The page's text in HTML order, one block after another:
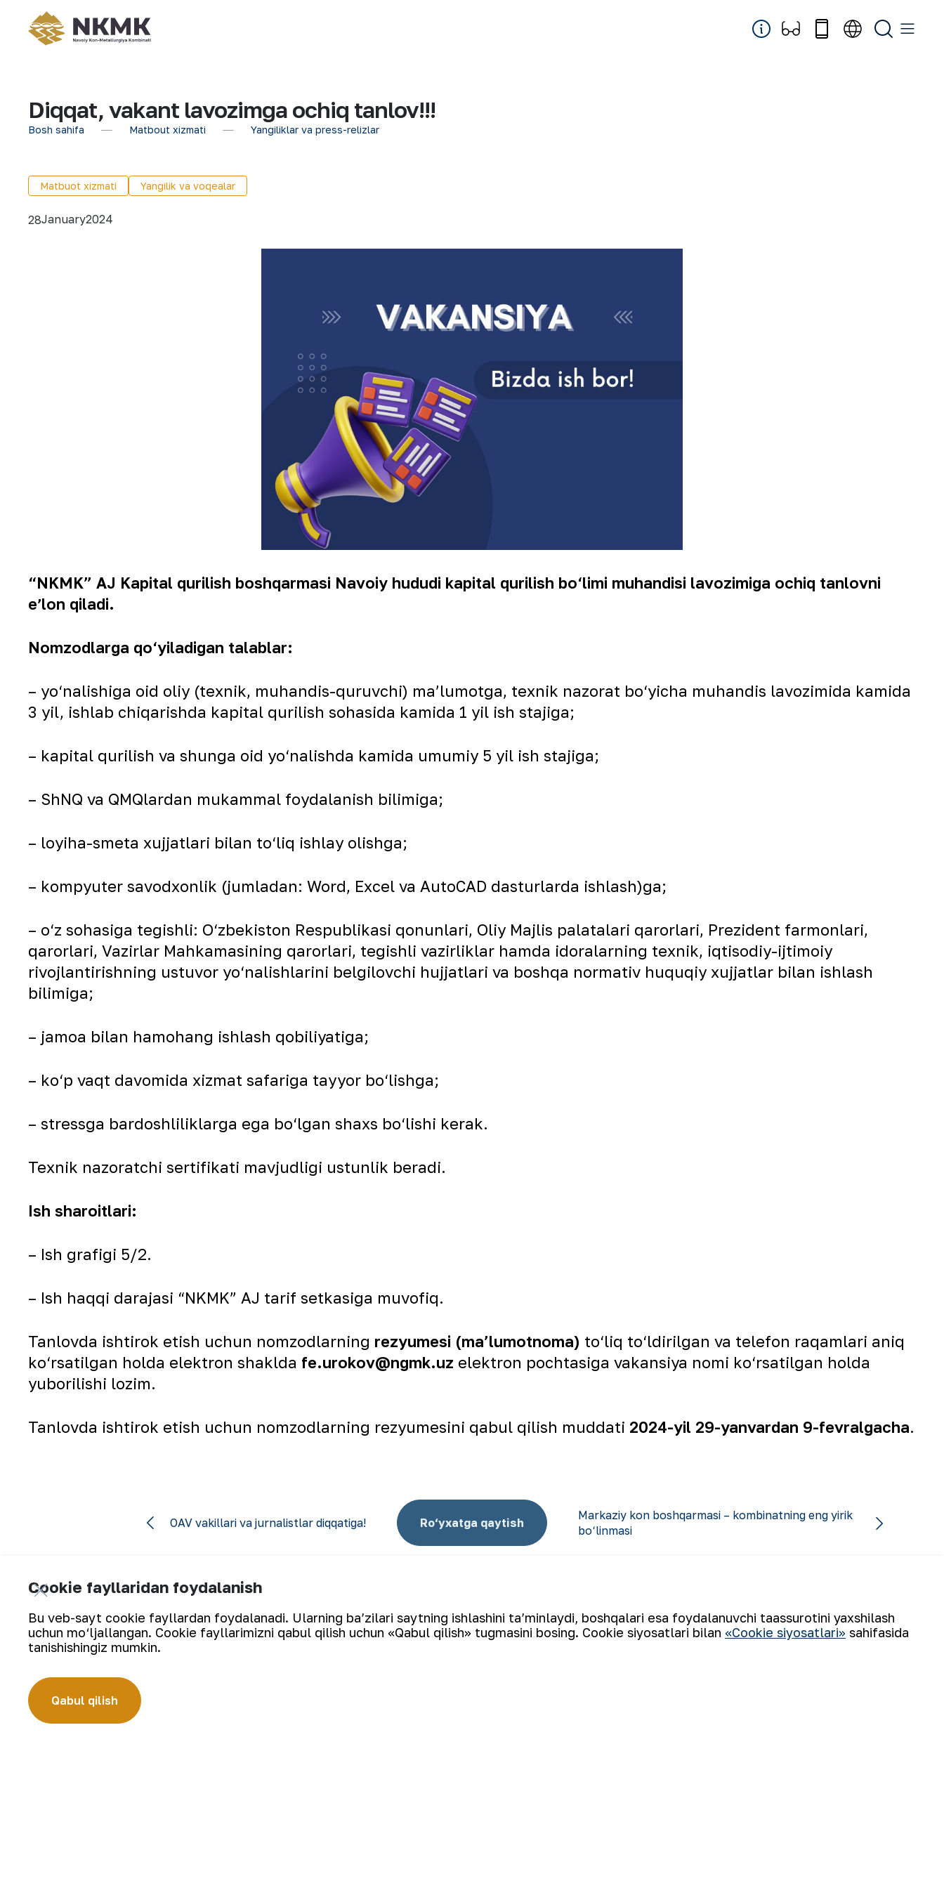
Diqqat, vakant lavozimga ochiq tanlov!!!
Bosh sahifa Matbout xizmati Yangiliklar va press-relizlar
Matbuot xizmati Yangilik va voqealar
28January2024
“NKMK” AJ Kapital qurilish boshqarmasi Navoiy hududi kapital qurilish bo‘limi muhandisi lavozimiga ochiq tanlovni
eʼlon qiladi.
Nomzodlarga qo‘yiladigan talablar:
– yo‘nalishiga oid oliy (texnik, muhandis-quruvchi) ma’lumotga, texnik nazorat bo‘yicha muhandis lavozimida kamida
3 yil, ishlab chiqarishda kapital qurilish sohasida kamida 1 yil ish stajiga;
– kapital qurilish va shunga oid yo‘nalishda kamida umumiy 5 yil ish stajiga;
– ShNQ va QMQlardan mukammal foydalanish bilimiga;
– loyiha-smeta xujjatlari bilan to‘liq ishlay olishga;
– kompyuter savodxonlik (jumladan: Word, Excel va AutoCAD dasturlarda ishlash)ga;
– o‘z sohasiga tegishli: O‘zbekiston Respublikasi qonunlari, Oliy Majlis palatalari qarorlari, Prezident farmonlari,
qarorlari, Vazirlar Mahkamasining qarorlari, tegishli vazirliklar hamda idoralarning texnik, iqtisodiy-ijtimoiy
rivojlantirishning ustuvor yo‘nalishlarini belgilovchi hujjatlari va boshqa normativ huquqiy xujjatlar bilan ishlash
bilimiga;
– jamoa bilan hamohang ishlash qobiliyatiga;
– ko‘p vaqt davomida xizmat safariga tayyor bo‘lishga;
– stressga bardoshliliklarga ega bo‘lgan shaxs bo‘lishi kerak.
Texnik nazoratchi sertifikati mavjudligi ustunlik beradi.
Ish sharoitlari:
– Ish grafigi 5/2.
– Ish haqqi darajasi “NKMK” AJ tarif setkasiga muvofiq.
Tanlovda ishtirok etish uchun nomzodlarning rezyumesi (ma’lumotnoma) to‘liq to‘ldirilgan va telefon raqamlari aniq
ko‘rsatilgan holda elektron shaklda fe.urokov@ngmk.uz elektron pochtasiga vakansiya nomi ko‘rsatilgan holda
yuborilishi lozim.
Tanlovda ishtirok etish uchun nomzodlarning rezyumesini qabul qilish muddati 2024-yil 29-yanvardan 9-fevralgacha.
OAV vakillari va jurnalistlar diqqatiga! Ro‘yxatga qaytish
Markaziy kon boshqarmasi – kombinatning eng yirik
bo‘linmasi
Yangilanishlarga obuna bo‘ling: Elektron pochta manzili Obuna boʻling
Cookie fayllaridan foydalanish
Bu veb-sayt cookie fayllardan foydalanadi. Ularning ba’zilari saytning ishlashini ta’minlaydi, boshqalari esa foydalanuvchi taassurotini yaxshilash
uchun mo‘ljallangan. Cookie fayllarimizni qabul qilish uchun «Qabul qilish» tugmasini bosing. Cookie siyosatlari bilan «Cookie siyosatlari» sahifasida
tanishishingiz mumkin.
Qabul qilish